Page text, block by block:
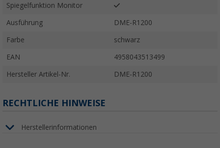
Spiegelfunktion Monitor
Ausführung DME-R1200
Farbe schwarz
EAN 4958043513499
Hersteller Artikel-Nr. DME-R1200
RECHTLICHE HINWEISE
Herstellerinformationen